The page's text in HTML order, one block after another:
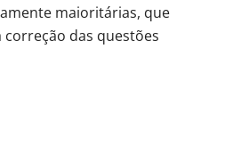
maioritárias, que
correção das questões